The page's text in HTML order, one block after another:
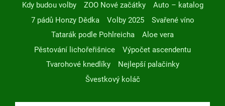
Kdy budou volby
ZOO Nové začátky
Auto – katalog
7 pádů Honzy Dědka
Volby 2025
Svařené víno
Tatarák podle Pohlreicha
Aloe vera
Pěstování lichořeřišnice
Výpočet ascendentu
Tvarohové knedlíky
Nejlepší palačinky
Švestkový koláč